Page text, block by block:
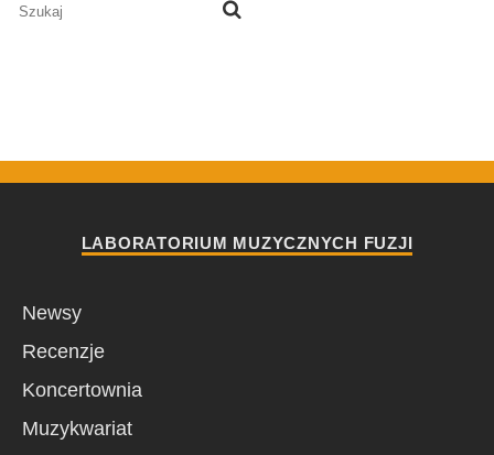
LABORATORIUM MUZYCZNYCH FUZJI
Newsy
Recenzje
Koncertownia
Muzykwariat